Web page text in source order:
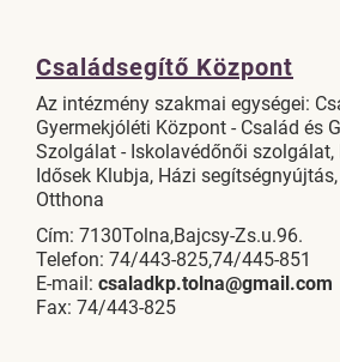
Családsegítő Központ
Az intézmény szakmai egységei:
Gyermekjóléti Központ - Család és
Szolgálat - Iskolavédőnői
Idősek Klubja, Házi
Otthona
Cím: 7130Tolna,Bajcsy-Zs.u.96.
Telefon: 74/443-825,74/445-851
E-mail: csaladkp.tolna@gmail.com
Fax: 74/443-825